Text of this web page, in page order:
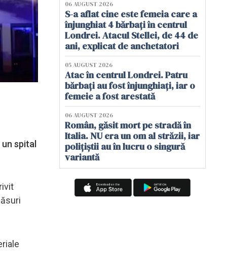
spital
06 AUGUST 2026
S-a aflat cine este femeia care a
înjunghiat 4 bărbați în centrul
Londrei. Atacul Stellei, de 44 de
ani, explicat de anchetatori
05 AUGUST 2026
Atac în centrul Londrei. Patru
bărbați au fost înjunghiați, iar o
femeie a fost arestată
06 AUGUST 2026
Român, găsit mort pe stradă în
Italia. NU era un om al străzii, iar
polițiștii au în lucru o singură
variantă